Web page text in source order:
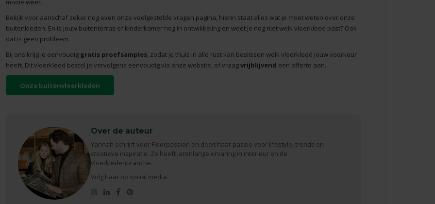
mooie weer.
Bekijk voor aanschaf zeker nog even onze veelgestelde vragen pagina, hierin staat alles wat je moet weten over onze
buitenkleden. En is jouw buitenterras of kinderkamer nog in ontwikkeling en weet je nog niet welk vloerkleed past? Ook
dat is geen probleem.
Bij ons krijg je eenvoudig gratis proefsamples, zodat je thuis in alle rust kan beslissen welk vloerkleed jouw voorkeur
heeft. Dit vloerkleed bestel je vervolgens eenvoudig via onze website, of vraagvrijblijvend een offerte aan.
Onze buitenvloerkleden
Over de auteur
Yannah schrijft voor Floorpassion en deelt haar passie voor lifestyle, trends en
creatieve inspiratie. Ze heeft jarenlange ervaring in interieur en de
vloerkledenbranche.
Volg haar op social media: